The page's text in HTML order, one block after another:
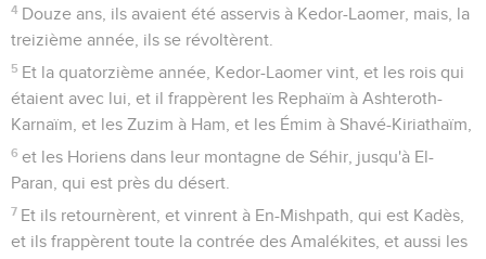
4 Douze ans, ils avaient été asservis à Kedor-Laomer, mais, la
treizième année, ils se révoltèrent.
5 Et la quatorzième année, Kedor-Laomer vint, et les rois qui
étaient avec lui, et il frappèrent les Rephaïm à Ashteroth-
Karnaïm, et les Zuzim à Ham, et les Émim à Shavé-Kiriathaïm,
6 et les Horiens dans leur montagne de Séhir, jusqu'à El-
Paran, qui est près du désert.
7 Et ils retournèrent, et vinrent à En-Mishpath, qui est Kadès,
et ils frappèrent toute la contrée des Amalékites, et aussi les